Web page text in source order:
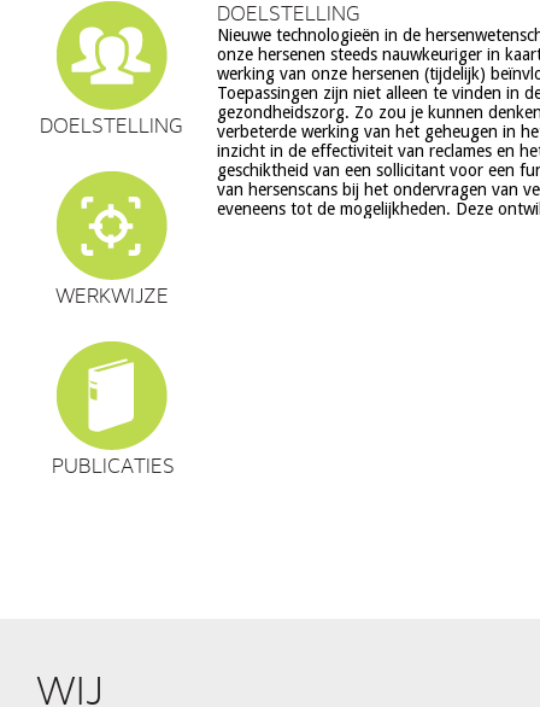
DOELSTELLING
WERKWIJZE
PUBLICATIES
DOELSTELLING
Nieuwe technologieën in de
onze hersenen steeds nauwkeuriger in
werking van onze hersenen (tijdelijk)
Toepassingen zijn niet alleen te vinden in
gezondheidszorg. Zo zou je kunnen
verbeterde werking van het geheugen in
inzicht in de effectiviteit van reclames en
geschiktheid van een sollicitant voor een
van hersenscans bij het ondervragen van
eveneens tot de mogelijkheden. Deze
echter ook veel vragen op, onder meer op
ethiek (recht op privacy, gelijkheid,
volksgezondheid (veiligheid) en veranderingen in ons
en waarden stelsel. De beoogde commerciële toepassing
een aantal van deze technologieën is een extra
zorg. Het doel van dit project is om een
verantwoorde ontwikkeling van
hersenwetenschappen te realiseren,
WIJ